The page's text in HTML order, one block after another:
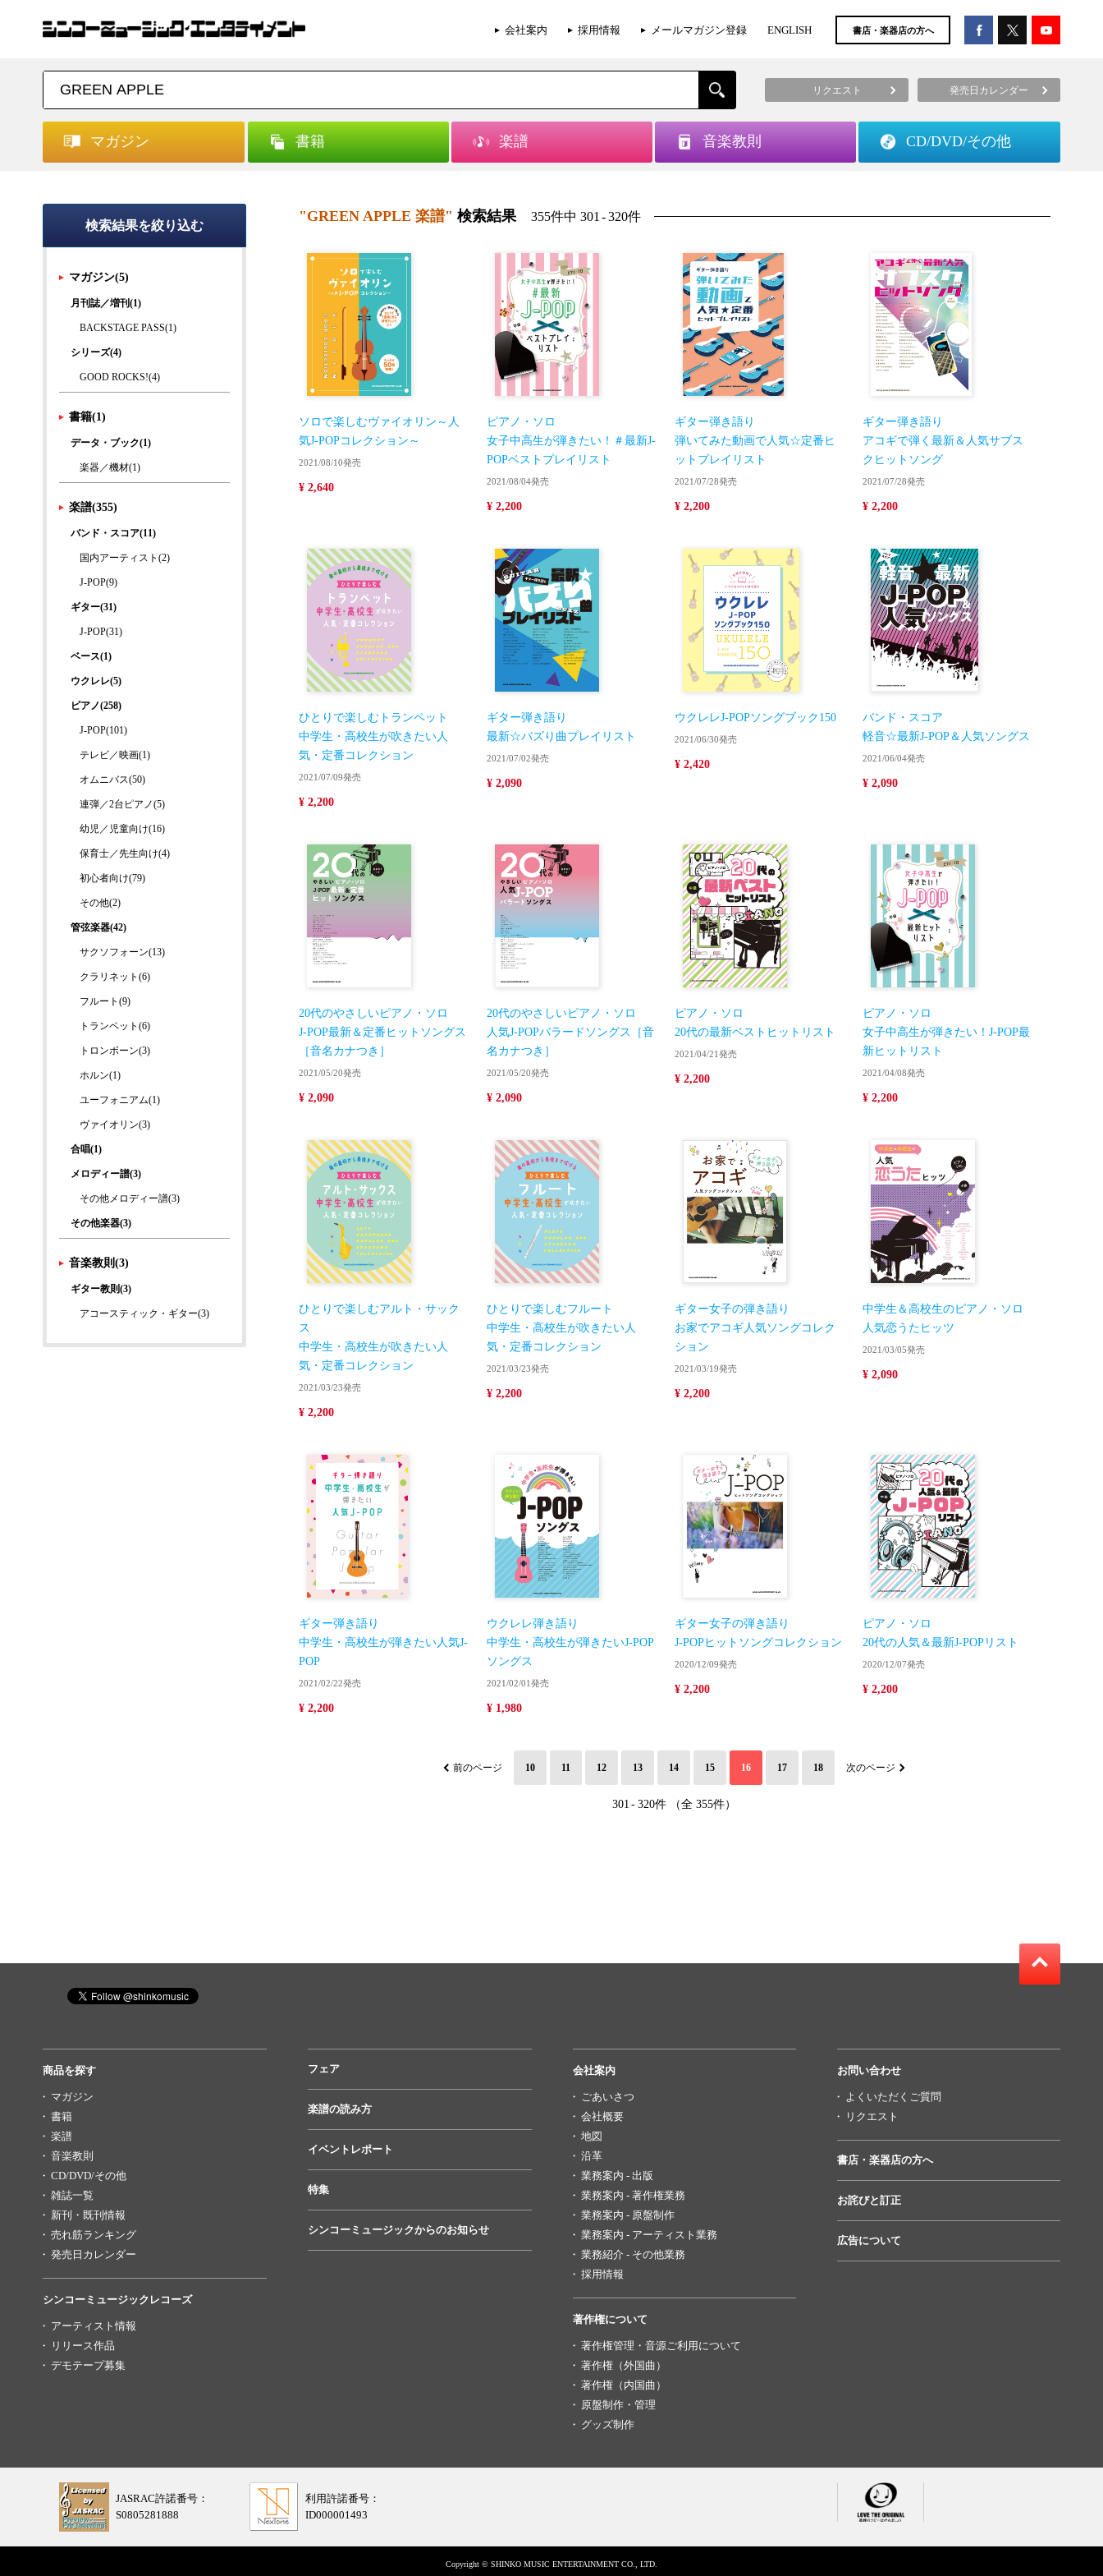
会社案内 採用情報 メールマガジン登録 ENGLISH 書店・楽器店の方へ
リクエスト 発売日カレンダー
マガジン 書籍 楽譜 音楽教則 CD/DVD/その他
"GREEN APPLE 楽譜" 検索結果 355件中 301 -320件
ソロで楽しむヴァイオリン～人
気J-POPコレクション～
2021/08/10発売
¥ 2,640
ピアノ・ソロ
女子中高生が弾きたい！＃最新J-
POPベストプレイリスト
2021/08/04発売
¥ 2,200
ギター弾き語り
弾いてみた動画で人気☆定番ヒ
ットプレイリスト
2021/07/28発売
¥ 2,200
ギター弾き語り
アコギで弾く最新＆人気サブス
クヒットソング
2021/07/28発売
¥ 2,200
ひとりで楽しむトランペット
中学生・高校生が吹きたい人
気・定番コレクション
2021/07/09発売
¥ 2,200
ギター弾き語り
最新☆バズり曲プレイリスト
2021/07/02発売
¥ 2,090
ウクレレJ-POPソングブック150
2021/06/30発売
¥ 2,420
バンド・スコア
軽音☆最新J-POP＆人気ソングス
2021/06/04発売
¥ 2,090
20代のやさしいピアノ・ソロ
J-POP最新＆定番ヒットソングス
［音名カナつき］
2021/05/20発売
¥ 2,090
20代のやさしいピアノ・ソロ
人気J-POPバラードソングス［音
名カナつき］
2021/05/20発売
¥ 2,090
ピアノ・ソロ
20代の最新ベストヒットリスト
2021/04/21発売
¥ 2,200
ピアノ・ソロ
女子中高生が弾きたい！J-POP最
新ヒットリスト
2021/04/08発売
¥ 2,200
ひとりで楽しむアルト・サック
ス
中学生・高校生が吹きたい人
気・定番コレクション
2021/03/23発売
¥ 2,200
ひとりで楽しむフルート
中学生・高校生が吹きたい人
気・定番コレクション
2021/03/23発売
¥ 2,200
ギター女子の弾き語り
お家でアコギ人気ソングコレク
ション
2021/03/19発売
¥ 2,200
中学生＆高校生のピアノ・ソロ
人気恋うたヒッツ
2021/03/05発売
¥ 2,090
ギター弾き語り
中学生・高校生が弾きたい人気J-
POP
2021/02/22発売
¥ 2,200
ウクレレ弾き語り
中学生・高校生が弾きたいJ-POP
ソングス
2021/02/01発売
¥ 1,980
ギター女子の弾き語り
J-POPヒットソングコレクション
2020/12/09発売
¥ 2,200
ピアノ・ソロ
20代の人気＆最新J-POPリスト
2020/12/07発売
¥ 2,200
前のページ 10 11 12 13 14 15 16 17 18 次のページ
301 - 320件 （全 355件）
検索結果を絞り込む
マガジン(5)
月刊誌／増刊(1)
BACKSTAGE PASS(1)
シリーズ(4)
GOOD ROCKS!(4)
書籍(1)
データ・ブック(1)
楽器／機材(1)
楽譜(355)
バンド・スコア(11)
国内アーティスト(2)
J-POP(9)
ギター(31)
J-POP(31)
ベース(1)
ウクレレ(5)
ピアノ(258)
J-POP(101)
テレビ／映画(1)
オムニバス(50)
連弾／2台ピアノ(5)
幼児／児童向け(16)
保育士／先生向け(4)
初心者向け(79)
その他(2)
管弦楽器(42)
サクソフォーン(13)
クラリネット(6)
フルート(9)
トランペット(6)
トロンボーン(3)
ホルン(1)
ユーフォニアム(1)
ヴァイオリン(3)
合唱(1)
メロディー譜(3)
その他メロディー譜(3)
その他楽器(3)
音楽教則(3)
ギター教則(3)
アコースティック・ギター(3)
商品を探す
マガジン
書籍
楽譜
音楽教則
CD/DVD/その他
雑誌一覧
新刊・既刊情報
売れ筋ランキング
発売日カレンダー
シンコーミュージックレコーズ
アーティスト情報
リリース作品
デモテープ募集
フェア
楽譜の読み方
イベントレポート
特集
シンコーミュージックからのお知らせ
会社案内
ごあいさつ
会社概要
地図
沿革
業務案内 - 出版
業務案内 - 著作権業務
業務案内 - 原盤制作
業務案内 - アーティスト業務
業務紹介 - その他業務
採用情報
著作権について
著作権管理・音源ご利用について
著作権（外国曲）
著作権（内国曲）
原盤制作・管理
グッズ制作
お問い合わせ
よくいただくご質問
リクエスト
書店・楽器店の方へ
お詫びと訂正
広告について
JASRAC許諾番号：
S0805281888
利用許諾番号：
ID000001493
Copyright © SHINKO MUSIC ENTERTAINMENT CO., LTD.